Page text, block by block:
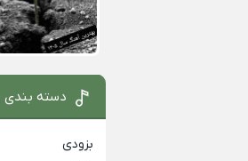
دسته بندی
بزودی